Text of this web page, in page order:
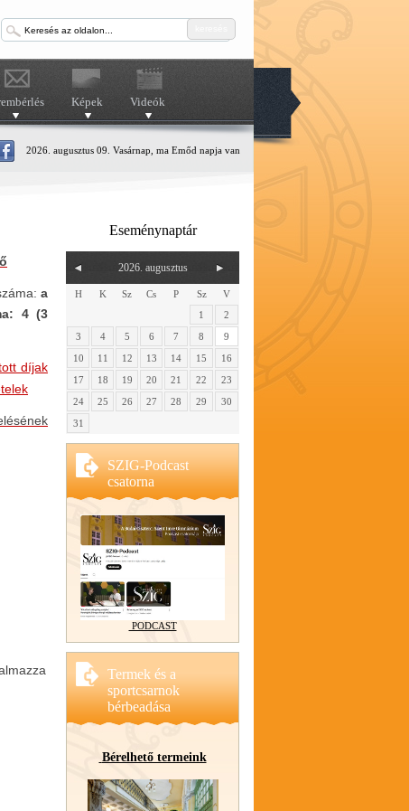
Képek Videók
2026. augusztus 09. Vasárnap, ma Emőd napja van
: a
4 (3
díjak
Eseménynaptár
2026. augusztus
H K Sz Cs P Sz
V
1
2
3
4 5 6 7 8
9
10
11 12 13 14 15
16
17
18 19 20 21 22
23
24
25 26 27 28 29
30
31
SZIG-Podcast
csatorna
PODCAST
Termek és a
sportcsarnok
bérbeadása
Bérelhető termeink